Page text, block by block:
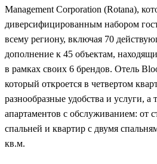
Management Corporation (Rotana),
диверсифицированным набором
всему региону, включая 70
дополнение к 45 объектам,
в рамках своих 6 брендов. Отель
который откроется в четвертом
разнообразные удобства и услуги,
апартаментов с обслуживанием: от
спальней и квартир с двумя
кв.м.